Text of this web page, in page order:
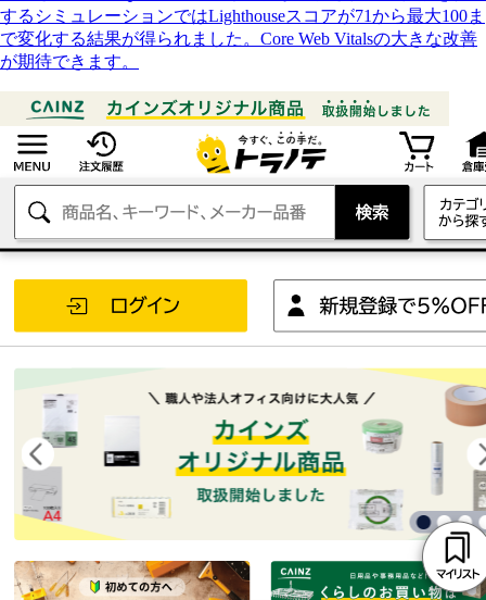
するシミュレーションではLighthouseスコアが71から最大100ま
で変化する結果が得られました。Core Web Vitalsの大きな改善
が期待できます。